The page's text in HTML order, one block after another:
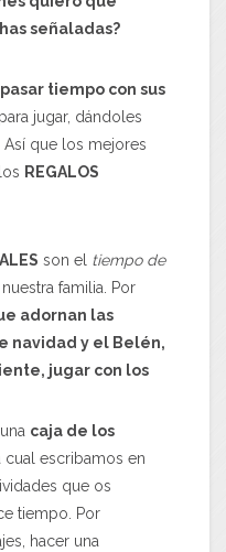
señaladas?
pasar tiempo con sus
jugar, dándoles
que los mejores
REGALOS
son el tiempo de
familia. Por
adornan las
navidad y el Belén,
jugar con los
caja de los
cual escribamos en
que os
tiempo. Por
hacer una